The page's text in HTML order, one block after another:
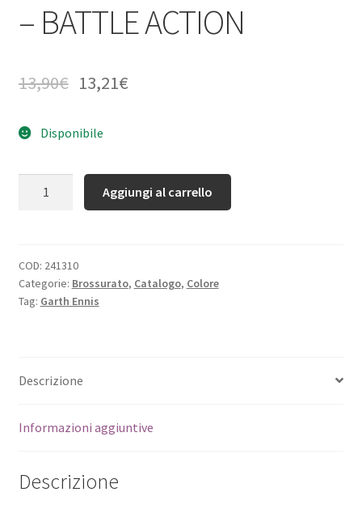
– BATTLE ACTION
13,90€ 13,21€
Disponibile
Aggiungi al carrello
COD: 241310
Categorie: Brossurato, Catalogo, Colore
Tag: Garth Ennis
Descrizione
Informazioni aggiuntive
Descrizione